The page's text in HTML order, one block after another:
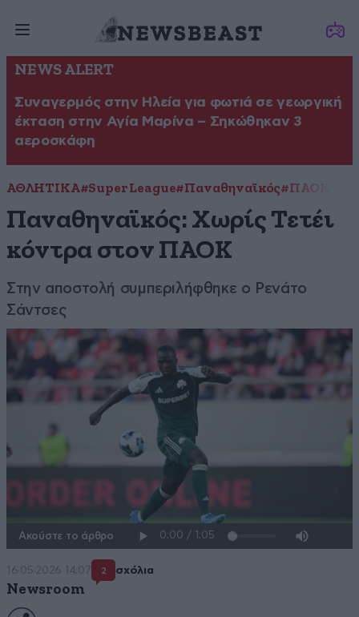
NEWS ALERT
Συναγερμός στην Ηλεία για φωτιά σε γεωργική
έκταση στην Αγία Μαρίνα – Σηκώθηκαν 3
αεροσκάφη
ΑΘΛΗΤΙΚΑ#Super League#Παναθηναϊκός#ΠΑΟΚ
Παναθηναϊκός: Χωρίς Τετέι
κόντρα στον ΠΑΟΚ
Στην αποστολή συμπεριλήφθηκε ο Ρενάτο
Σάντσες
Ακούστε το άρθρο
16·05·2026 14:07 2 σχόλια
Newsroom